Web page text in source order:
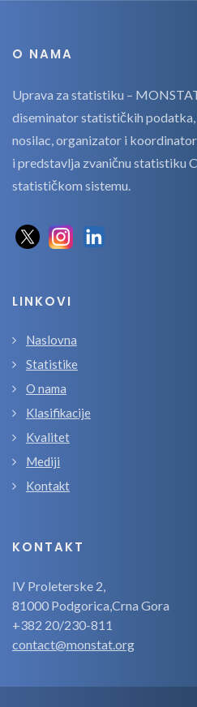
O NAMA
Uprava za statistiku –
diseminator statističkih
nosilac, organizator i
i predstavlja zvaničnu statistiku
statističkom sistemu.
LINKOVI
Naslovna
Statistike
O nama
Klasifikacije
Kvalitet
Mediji
Kontakt
KONTAKT
IV Proleterske 2,
81000 Podgorica,Crna Gora
+382 20/230-811
contact@monstat.org